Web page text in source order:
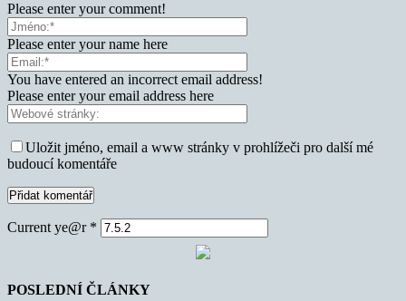
Please enter your comment!
Please enter your name here
You have entered an incorrect email address!
Please enter your email address here
Uložit jméno, email a www stránky v prohlížeči pro další mé
budoucí komentáře
Current ye@r *
POSLEDNÍ ČLÁNKY